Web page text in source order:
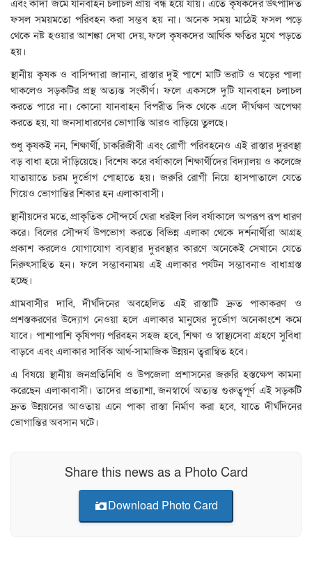
এবং কাদা জমে যানবাহন চলাচল প্রায় বন্ধ হয়ে যায়। এতে কৃষকদের উৎপাদিত
ফসল সময়মতো পরিবহন করা সম্ভব হয় না। অনেক সময় মাঠেই ফসল পড়ে
থেকে নষ্ট হওয়ার আশঙ্কা দেখা দেয়, ফলে কৃষকদের আর্থিক ক্ষতির মুখে পড়তে
হয়।
স্থানীয় কৃষক ও বাসিন্দারা জানান, রাস্তার দুই পাশে মাটি ভরাট ও খড়ের পালা
থাকলেও সড়কটির প্রস্থ অত্যন্ত সংকীর্ণ। ফলে একসঙ্গে দুটি যানবাহন চলাচল
করতে পারে না। কোনো যানবাহন বিপরীত দিক থেকে এলে দীর্ঘক্ষণ অপেক্ষা
করতে হয়, যা জনসাধারণের ভোগান্তি আরও বাড়িয়ে তুলছে।
শুধু কৃষকই নন, শিক্ষার্থী, চাকরিজীবী এবং রোগী পরিবহনেও এই রাস্তার দুরবস্থা
বড় বাধা হয়ে দাঁড়িয়েছে। বিশেষ করে বর্ষাকালে শিক্ষার্থীদের বিদ্যালয় ও কলেজে
যাতায়াতে চরম দুর্ভোগ পোহাতে হয়। জরুরি রোগী নিয়ে হাসপাতালে যেতে
গিয়েও ভোগান্তির শিকার হন এলাকাবাসী।
স্থানীয়দের মতে, প্রাকৃতিক সৌন্দর্যে ঘেরা ধরইল বিল বর্ষাকালে অপরূপ রূপ ধারণ
করে। বিলের সৌন্দর্য উপভোগ করতে বিভিন্ন এলাকা থেকে দর্শনার্থীরা আগ্রহ
প্রকাশ করলেও যোগাযোগ ব্যবস্থার দুরবস্থার কারণে অনেকেই সেখানে যেতে
নিরুৎসাহিত হন। ফলে সম্ভাবনাময় এই এলাকার পর্যটন সম্ভাবনাও বাধাগ্রস্ত
হচ্ছে।
গ্রামবাসীর দাবি, দীর্ঘদিনের অবহেলিত এই রাস্তাটি দ্রুত পাকাকরণ ও
প্রশস্তকরণের উদ্যোগ নেওয়া হলে এলাকার মানুষের দুর্ভোগ অনেকাংশে কমে
যাবে। পাশাপাশি কৃষিপণ্য পরিবহন সহজ হবে, শিক্ষা ও স্বাস্থ্যসেবা গ্রহণে সুবিধা
বাড়বে এবং এলাকার সার্বিক আর্থ-সামাজিক উন্নয়ন ত্বরান্বিত হবে।
এ বিষয়ে স্থানীয় জনপ্রতিনিধি ও উপজেলা প্রশাসনের জরুরি হস্তক্ষেপ কামনা
করেছেন এলাকাবাসী। তাদের প্রত্যাশা, জনস্বার্থে অত্যন্ত গুরুত্বপূর্ণ এই সড়কটি
দ্রুত উন্নয়নের আওতায় এনে পাকা রাস্তা নির্মাণ করা হবে, যাতে দীর্ঘদিনের
ভোগান্তির অবসান ঘটে।
Share this news as a Photo Card
Download Photo Card